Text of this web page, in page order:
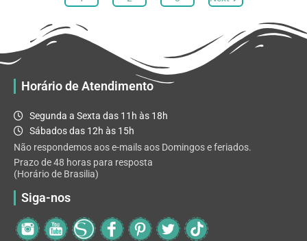
ser
escolhidas
Horário de Atendimento
Segunda a Sexta das 11h às 18h
Sábados das 12h às 15h
Não respondemos aos e-mails aos Domingos e feriados.
Prazo de 48 horas para resposta
(Horário de Brasilia)
Siga-nos